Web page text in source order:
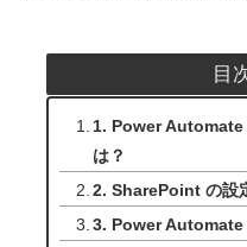
目
1. Power Automate
は？
2. SharePoint の設
3. Power Automate